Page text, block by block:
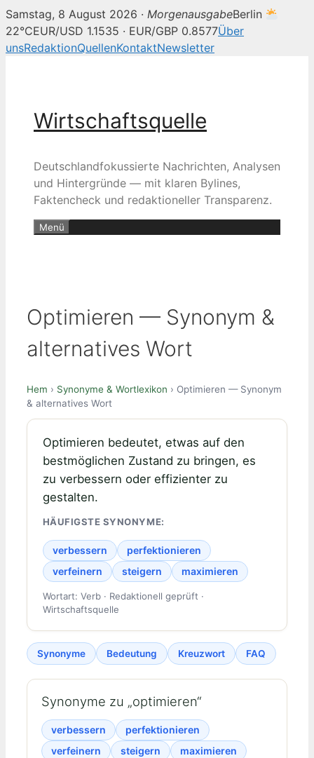
Samstag, 8 August 2026 · MorgenausgabeBerlin
22°CEUR/USD 1.1535 · EUR/GBP 0.8577Über
unsRedaktionQuellenKontaktNewsletter
Wirtschaftsquelle
Deutschlandfokussierte Nachrichten, Analysen
und Hintergründe — mit klaren Bylines,
Faktencheck und redaktioneller Transparenz.
Menü
Optimieren — Synonym &
alternatives Wort
Hem › Synonyme & Wortlexikon › Optimieren — Synonym
& alternatives Wort
Optimieren bedeutet, etwas auf den
bestmöglichen Zustand zu bringen, es
zu verbessern oder effizienter zu
gestalten.
HÄUFIGSTE SYNONYME:
verbessern
perfektionieren
verfeinern
steigern maximieren
Wortart: Verb · Redaktionell geprüft ·
Wirtschaftsquelle
Synonyme Bedeutung Kreuzwort FAQ
Synonyme zu „optimieren“
verbessern
perfektionieren
verfeinern
steigern
maximieren